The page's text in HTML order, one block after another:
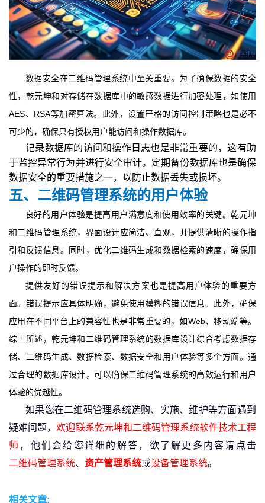
数据安全在二维码管理系统中至关重要。为了确保数据的安全
性，乾元坤和对存储在数据库中的敏感数据进行加密处理，如使用
AES、RSA等加密算法。此外，设置严格的访问控制策略也是必不
可少的，确保只有授权用户能访问和操作数据库。
记录数据库的访问和操作日志也是非常重要的，这有助
于监控异常行为并进行安全审计。定期备份数据库也是确保
数据安全的重要措施之一，以防止数据丢失或损坏。
五、二维码管理系统的用户体验
良好的用户体验是提高用户满意度和使用效率的关键。乾元坤
和二维码管理系统，界面设计应简洁、直观，并提供清晰的操作指
引和反馈信息。同时，优化二维码生成和数据检索的速度，确保用
户操作的即时反馈。
提供友好的错误提示和解决方案也是提高用户体验的重要方
面。错误提示应具体明确，避免使用模糊的错误信息。此外，确保
应用在不同平台上的兼容性也是非常重要的，如Web、移动端等。
综上所述，乾元坤和二维码管理系统的数据库设计综合考虑数据存
储、二维码生成、数据检索、数据安全和用户体验等多个方面。通
过合理的数据库设计，可以确保二维码管理系统的高效运行和用户
体验的优越性。
如果您在二维码管理系统选购、实施、维护等方面遇到
疑难问题，欢迎联系乾元坤和二维码管理系统软件技术工程
师 ，他们会给您详细的解答， 欲了解更多内容请点击
二维码管理系统、 资产管理系统或设备管理系统。
相关文章: